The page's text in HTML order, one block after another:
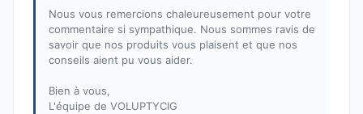
Nous vous remercions chaleureusement pour votre
commentaire si sympathique. Nous sommes ravis de
savoir que nos produits vous plaisent et que nos
conseils aient pu vous aider.
Bien à vous,
L'équipe de VOLUPTYCIG